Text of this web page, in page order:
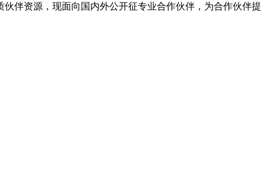
伴资源，现面向国内外公开征专业合作伙伴，为合作伙伴提